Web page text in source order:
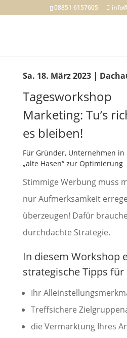
08851 6157605
Sa. 18. März 2023|
Tagesworkshop
Marketing: Tu’s
es bleiben!
Für Gründer, Unternehmen
„alte Hasen“ zur Optimierung
Stimmige Werbung muss
nur Aufmerksamkeit
überzeugen! Dafür
durchdachte Strategie.
In diesem Workshop
strategische Tipps für
Ihr
Treffsichere
die Vermarktung Ihres